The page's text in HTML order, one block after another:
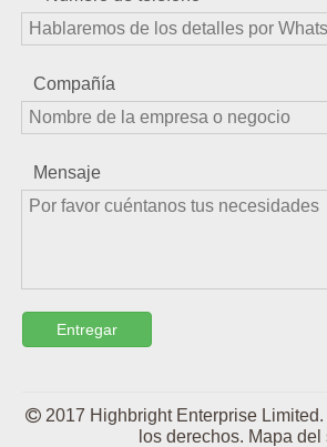
Compañía
Mensaje
Entregar
 2017 Highbright Enterprise
los derechos. Mapa del